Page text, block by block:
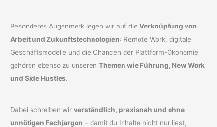
Besonderes Augenmerk legen wir auf dieVerknüpfung von
Arbeit und Zukunftstechnologien: Remote Work, digitale
Geschäftsmodelle und die Chancen der Plattform-Ökonomie
gehören ebenso zu unserenThemen wie Führung, New Work
und Side Hustles.
Dabei schreiben wirverständlich, praxisnah und ohne
unnötigen Fachjargon – damit du Inhalte nicht nur liest,